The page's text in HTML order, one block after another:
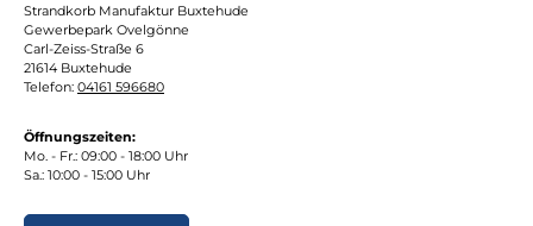
Strandkorb Manufaktur Buxtehude
Gewerbepark Ovelgönne
Carl-Zeiss-Straße 6
21614 Buxtehude
Telefon: 04161 596680
Öffnungszeiten:
Mo. - Fr.: 09:00 - 18:00 Uhr
Sa.: 10:00 - 15:00 Uhr